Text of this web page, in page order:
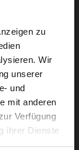
zu
Wir
unserer
und
mit anderen
Verfügung
ihrer Dienste
our: